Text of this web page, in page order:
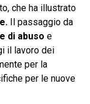
che ha illustrato
Il passaggio da
di abuso e
il lavoro dei
per la
per le nuove